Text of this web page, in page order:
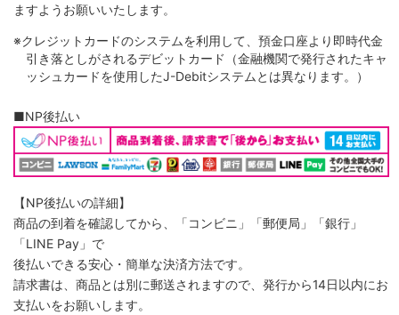
ますようお願いいたします。
※クレジットカードのシステムを利用して、預金口座より即時代金
引き落としがされるデビットカード（金融機関で発行されたキャ
ッシュカードを使用したJ-Debitシステムとは異なります。）
■NP後払い
【NP後払いの詳細】
商品の到着を確認してから、「コンビニ」「郵便局」「銀行」
「LINE Pay」で
後払いできる安心・簡単な決済方法です。
請求書は、商品とは別に郵送されますので、発行から14日以内にお
支払いをお願いします。